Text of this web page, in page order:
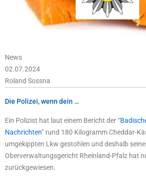
News
02.07.2024
Roland Sossna
Die Polizei, wenn dein …
Ein Polizist hat laut einem Bericht der “
Nachrichten” rund 180 Kilogramm Cheddar-
umgekippten Lkw gestohlen und deshalb
Oberverwaltungsgericht Rheinland-Pfalz hat
zurückgewiesen.